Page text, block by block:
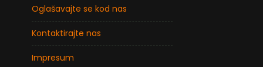
Oglašavajte se kod nas
Kontaktirajte nas
Impresum